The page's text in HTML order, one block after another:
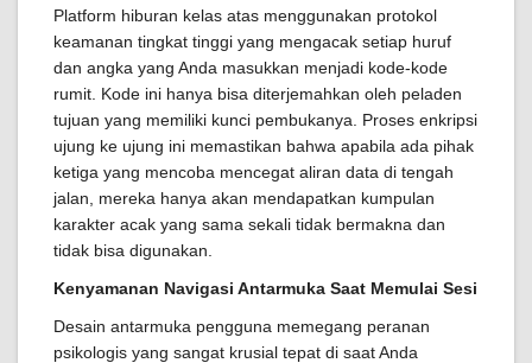
Platform hiburan kelas atas menggunakan protokol
keamanan tingkat tinggi yang mengacak setiap huruf
dan angka yang Anda masukkan menjadi kode-kode
rumit. Kode ini hanya bisa diterjemahkan oleh peladen
tujuan yang memiliki kunci pembukanya. Proses enkripsi
ujung ke ujung ini memastikan bahwa apabila ada pihak
ketiga yang mencoba mencegat aliran data di tengah
jalan, mereka hanya akan mendapatkan kumpulan
karakter acak yang sama sekali tidak bermakna dan
tidak bisa digunakan.
Kenyamanan Navigasi Antarmuka Saat Memulai Sesi
Desain antarmuka pengguna memegang peranan
psikologis yang sangat krusial tepat di saat Anda